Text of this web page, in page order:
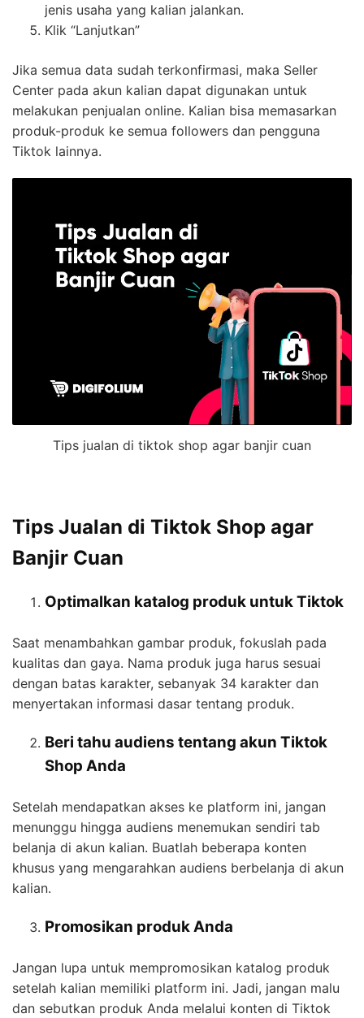
jenis usaha yang kalian jalankan.
Klik “Lanjutkan”
Jika semua data sudah terkonfirmasi, maka Seller
Center pada akun kalian dapat digunakan untuk
melakukan penjualan online. Kalian bisa memasarkan
produk-produk ke semua followers dan pengguna
Tiktok lainnya.
Tips jualan di tiktok shop agar banjir cuan
Tips Jualan di Tiktok Shop agar
Banjir Cuan
Optimalkan katalog produk untuk Tiktok
Saat menambahkan gambar produk, fokuslah pada
kualitas dan gaya. Nama produk juga harus sesuai
dengan batas karakter, sebanyak 34 karakter dan
menyertakan informasi dasar tentang produk.
Beri tahu audiens tentang akun Tiktok
Shop Anda
Setelah mendapatkan akses ke platform ini, jangan
menunggu hingga audiens menemukan sendiri tab
belanja di akun kalian. Buatlah beberapa konten
khusus yang mengarahkan audiens berbelanja di akun
kalian.
Promosikan produk Anda
Jangan lupa untuk mempromosikan katalog produk
setelah kalian memiliki platform ini. Jadi, jangan malu
dan sebutkan produk Anda melalui konten di Tiktok